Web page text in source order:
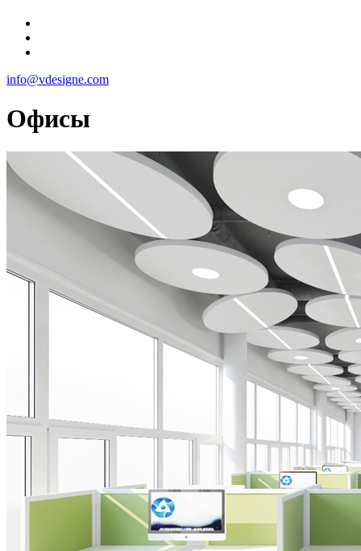
info@vdesigne.com
Офисы